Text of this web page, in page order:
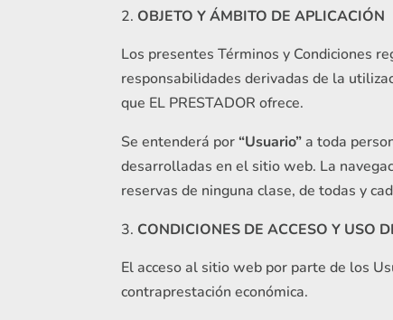
OBJETO Y ÁMBITO DE APLICACIÓN
Los presentes Términos y Condiciones
responsabilidades derivadas de la
que EL PRESTADOR ofrece.
Se entenderá por“Usuario” a toda
desarrolladas en el sitio web. La
reservas de ninguna clase, de todas y
CONDICIONES DE ACCESO Y USO
El acceso al sitio web por parte de los
contraprestación económica.